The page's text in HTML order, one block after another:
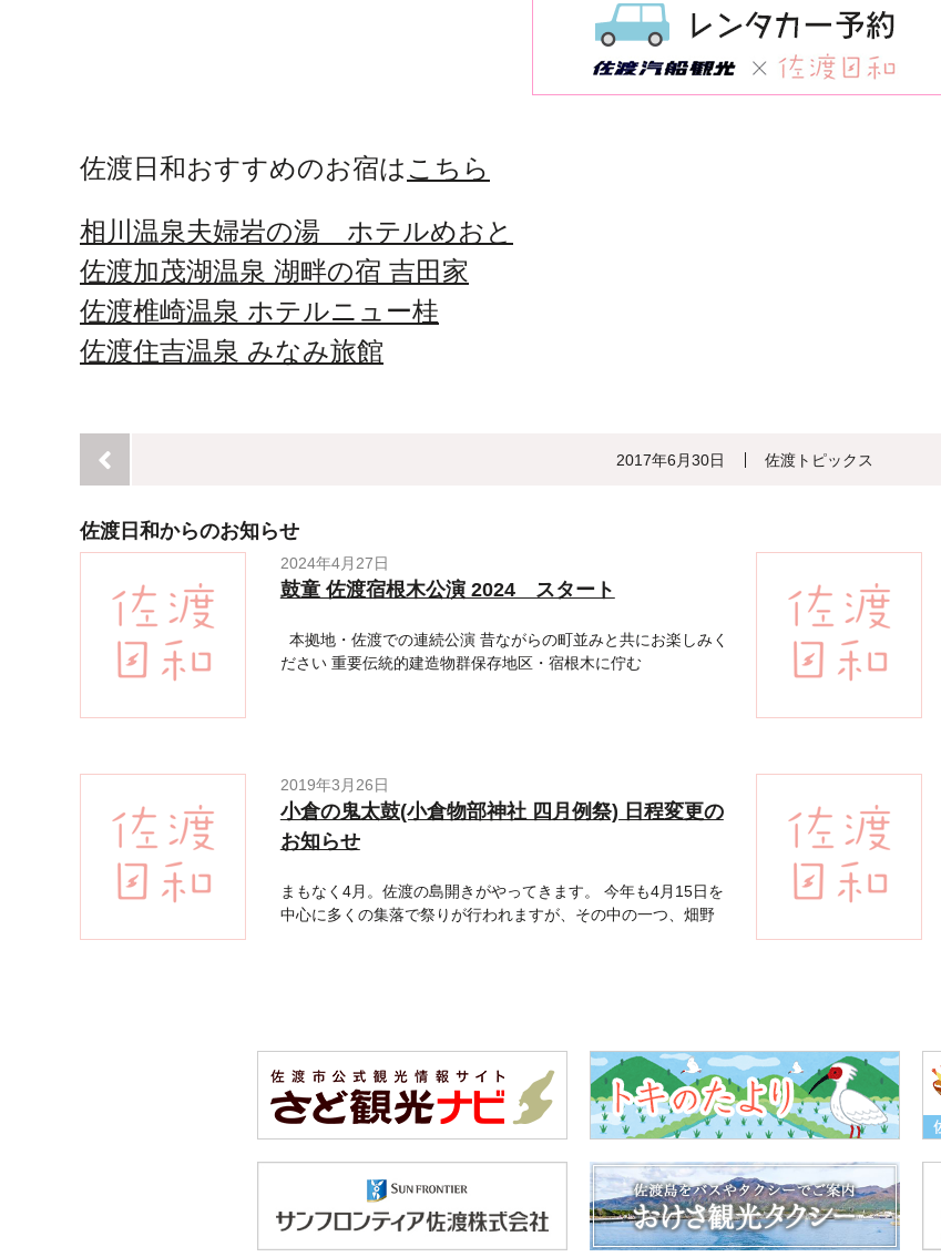
佐渡日和おすすめのお宿は こちら
相川温泉夫婦岩の湯 ホテルめおと
佐渡加茂湖温泉 湖畔の宿 吉田家
佐渡椎崎温泉 ホテルニュー桂
佐渡住吉温泉 みなみ旅館
2017年6月30日 佐渡トピックス
佐渡日和からのお知らせ
2024年4月27日
鼓童 佐渡宿根木公演 2024 スタート
本拠地・佐渡での連続公演 昔ながらの町並みと共にお楽しみく
ださい 重要伝統的建造物群保存地区・宿根木に佇む
2019年3月26日
小倉の鬼太鼓(小倉物部神社 四月例祭) 日程変更の
お知らせ
まもなく4月。佐渡の島開きがやってきます。 今年も4月15日を
中心に多くの集落で祭りが行われますが、その中の一つ、畑野